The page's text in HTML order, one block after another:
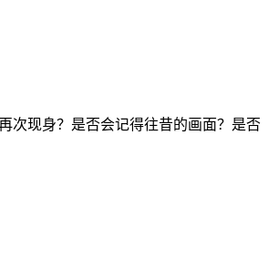
次现身？是否会记得往昔的画面？是否